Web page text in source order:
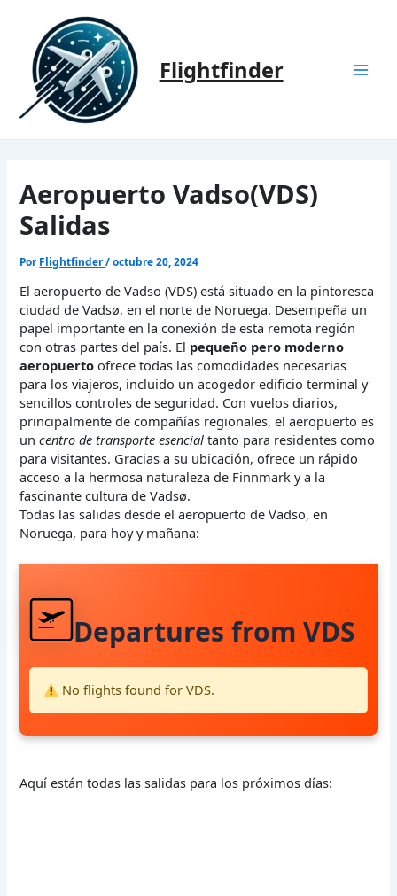
contenido
Flightfinder
Aeropuerto Vadso(VDS)
Salidas
Por Flightfinder/octubre 20, 2024
El aeropuerto de Vadso (VDS) está situado en la pintoresca
ciudad de Vadsø, en el norte de Noruega. Desempeña un
papel importante en la conexión de esta remota región
con otras partes del país. El pequeño pero moderno
aeropuerto ofrece todas las comodidades necesarias
para los viajeros, incluido un acogedor edificio terminal y
sencillos controles de seguridad. Con vuelos diarios,
principalmente de compañías regionales, el aeropuerto es
uncentro de transporte esencial tanto para residentes como
para visitantes. Gracias a su ubicación, ofrece un rápido
acceso a la hermosa naturaleza de Finnmark y a la
fascinante cultura de Vadsø.
Todas las salidas desde el aeropuerto de Vadso, en
Noruega, para hoy y mañana:
Departures from VDS
No flights found for VDS.
Aquí están todas las salidas para los próximos días: